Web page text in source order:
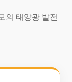
의 태양광 발전